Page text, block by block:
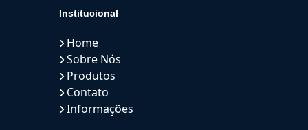
Institucional
Home
Sobre Nós
Produtos
Contato
Informações